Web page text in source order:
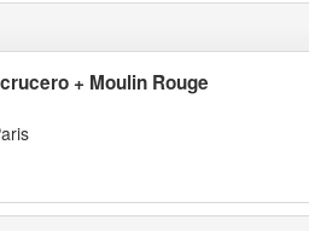
+ Moulin Rouge